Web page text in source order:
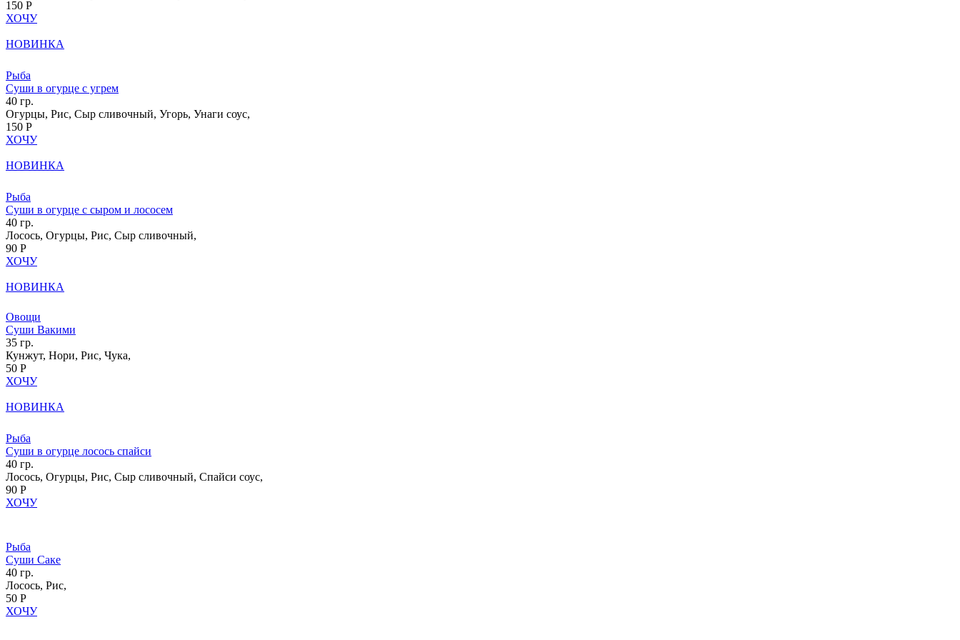
150 Р
ХОЧУ
НОВИНКА
Рыба
Суши в огурце с угрем
40 гр.
Огурцы, Рис, Сыр сливочный, Угорь, Унаги соус,
150 Р
ХОЧУ
НОВИНКА
Рыба
Суши в огурце с сыром и лососем
40 гр.
Лосось, Огурцы, Рис, Сыр сливочный,
90 Р
ХОЧУ
НОВИНКА
Овощи
Суши Вакими
35 гр.
Кунжут, Нори, Рис, Чука,
50 Р
ХОЧУ
НОВИНКА
Рыба
Суши в огурце лосось спайси
40 гр.
Лосось, Огурцы, Рис, Сыр сливочный, Спайси соус,
90 Р
ХОЧУ
Рыба
Суши Саке
40 гр.
Лосось, Рис,
50 Р
ХОЧУ